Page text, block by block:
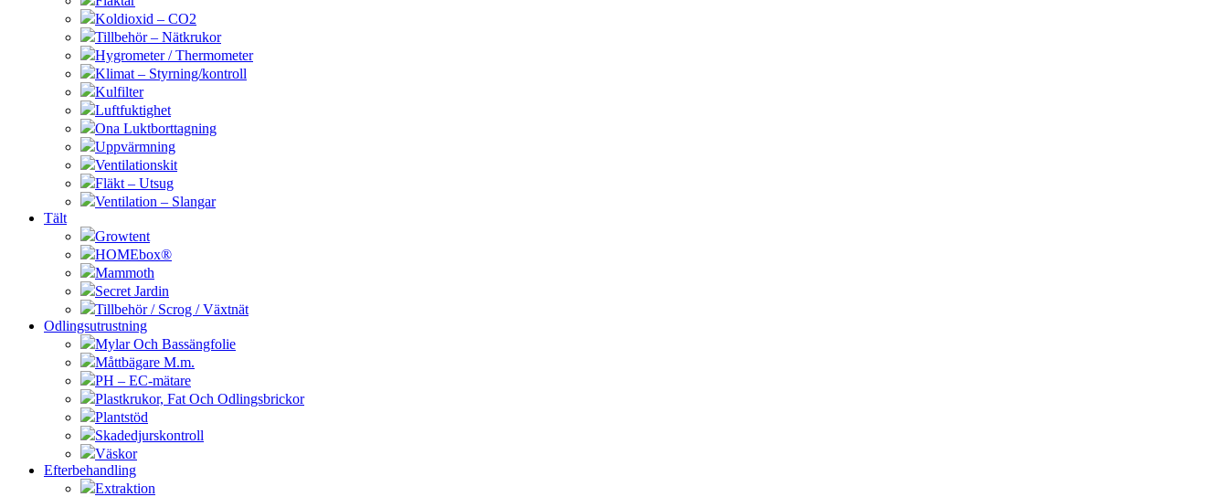
Koldioxid – CO2
Tillbehör – Nätkrukor
Hygrometer / Thermometer
Klimat – Styrning/kontroll
Kulfilter
Luftfuktighet
Ona Luktborttagning
Uppvärmning
Ventilationskit
Fläkt – Utsug
Ventilation – Slangar
Tält
Growtent
HOMEbox®
Mammoth
Secret Jardin
Tillbehör / Scrog / Växtnät
Odlingsutrustning
Mylar Och Bassängfolie
Måttbägare M.m.
PH – EC-mätare
Plastkrukor, Fat Och Odlingsbrickor
Plantstöd
Skadedjurskontroll
Väskor
Efterbehandling
Extraktion